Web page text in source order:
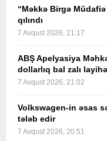
“Məkkə Birgə
qılındı
7 Avqust 2026, 21:17
ABŞ Apelyasiya
dollarlıq bal zalı
7 Avqust 2026, 21:02
Volkswagen-in əsas
tələb edir
7 Avqust 2026, 20:51